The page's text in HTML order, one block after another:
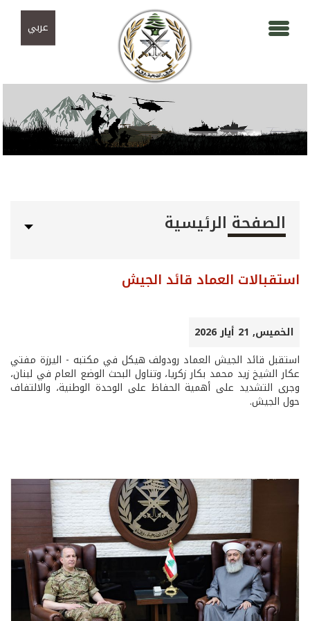
عربي
الصفحة الرئيسية
استقبالات العماد قائد الجيش
الخميس, 21 أيار 2026
استقبل قائد الجيش العماد رودولف هيكل في مكتبه - اليرزة مفتي
عكار الشيخ زيد محمد بكار زكريا، وتناول البحث الوضع العام في لبنان،
وجرى التشديد على أهمية الحفاظ على الوحدة الوطنية، والالتفاف
حول الجيش.